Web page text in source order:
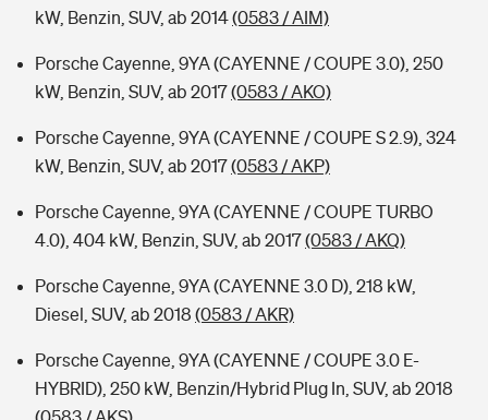
kW, Benzin, SUV, ab 2014(0583 / AIM)
Porsche Cayenne, 9YA (CAYENNE / COUPE 3.0), 250
kW, Benzin, SUV, ab 2017(0583 / AKO)
Porsche Cayenne, 9YA (CAYENNE / COUPE S 2.9), 324
kW, Benzin, SUV, ab 2017(0583 / AKP)
Porsche Cayenne, 9YA (CAYENNE / COUPE TURBO
4.0), 404 kW, Benzin, SUV, ab 2017(0583 / AKQ)
Porsche Cayenne, 9YA (CAYENNE 3.0 D), 218 kW,
Diesel, SUV, ab 2018 (0583 / AKR)
Porsche Cayenne, 9YA (CAYENNE / COUPE 3.0 E-
HYBRID), 250 kW, Benzin/Hybrid Plug In, SUV, ab 2018